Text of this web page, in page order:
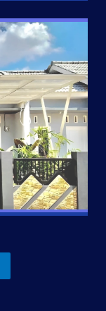
hanya 100